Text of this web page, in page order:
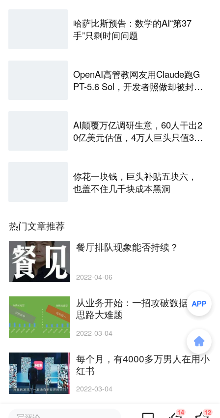
哈萨比斯预告：数学的AI“第37
手”只剩时间问题
OpenAI高管教网友用Claude跑G
PT-5.6 Sol，开发者照做却被封
AI颠覆万亿调研生意，60人干出2
0亿美元估值，4万人巨头只值34
你花一块钱，巨头补贴五块六，
也盖不住几千块成本黑洞
热门文章推荐
餐厅排队现象能否持续？
2022-04-06
从业务开始：一招攻破数据分析
思路大难题
2022-03-04
每个月，有4000多万男人在用小
红书
2022-03-04
企服圈子 14 12